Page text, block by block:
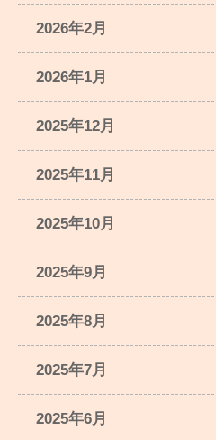
2026年2月
2026年1月
2025年12月
2025年11月
2025年10月
2025年9月
2025年8月
2025年7月
2025年6月